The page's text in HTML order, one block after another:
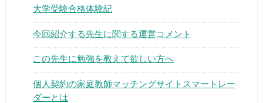
大学受験合格体験記
今回紹介する先生に関する運営コメント
この先生に勉強を教えて欲しい方へ
個人契約の家庭教師マッチングサイトスマートレー
ダーとは